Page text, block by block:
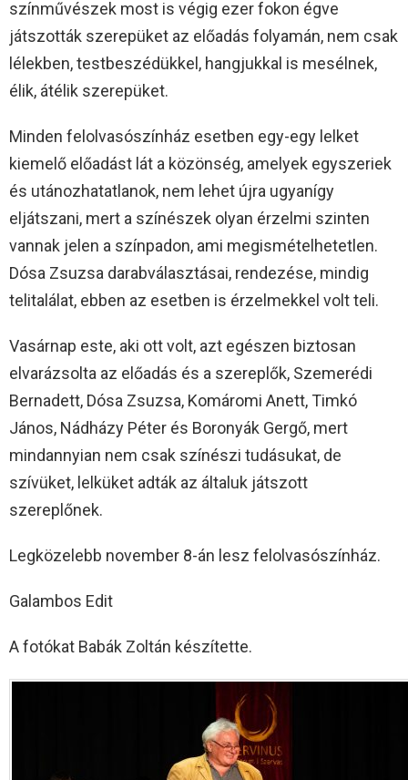
színművészek most is végig ezer fokon égve
játszották szerepüket az előadás folyamán, nem csak
lélekben, testbeszédükkel, hangjukkal is mesélnek,
élik, átélik szerepüket.
Minden felolvasószínház esetben egy-egy lelket
kiemelő előadást lát a közönség, amelyek egyszeriek
és utánozhatatlanok, nem lehet újra ugyanígy
eljátszani, mert a színészek olyan érzelmi szinten
vannak jelen a színpadon, ami megismételhetetlen.
Dósa Zsuzsa darabválasztásai, rendezése, mindig
telitalálat, ebben az esetben is érzelmekkel volt teli.
Vasárnap este, aki ott volt, azt egészen biztosan
elvarázsolta az előadás és a szereplők, Szemerédi
Bernadett, Dósa Zsuzsa, Komáromi Anett, Timkó
János, Nádházy Péter és Boronyák Gergő, mert
mindannyian nem csak színészi tudásukat, de
szívüket, lelküket adták az általuk játszott
szereplőnek.
Legközelebb november 8-án lesz felolvasószínház.
Galambos Edit
A fotókat Babák Zoltán készítette.